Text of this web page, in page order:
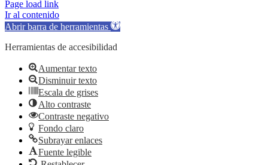
Page load link
Ir al contenido
Abrir barra de herramientas
Herramientas de accesibilidad
Aumentar texto
Disminuir texto
Escala de grises
Alto contraste
Contraste negativo
Fondo claro
Subrayar enlaces
Fuente legible